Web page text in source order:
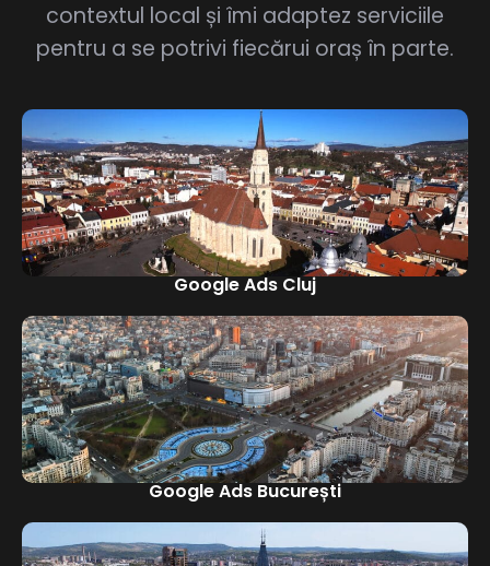
contextul local și îmi adaptez serviciile
pentru a se potrivi fiecărui oraș în parte.
Google Ads Cluj
Google Ads București